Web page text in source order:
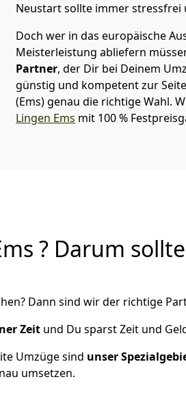
Neustart sollte immer
Doch wer in das europäische
Meisterleistung abliefern
Partner, der Dir bei Deinem
günstig und kompetent zur
(Ems)genau die richtige Wahl.
Lingen Ems mit 100 %
? Darum
Dann sind wir der richtige
Zeit und Du sparst Zeit und
Umzüge sind unser
umsetzen.